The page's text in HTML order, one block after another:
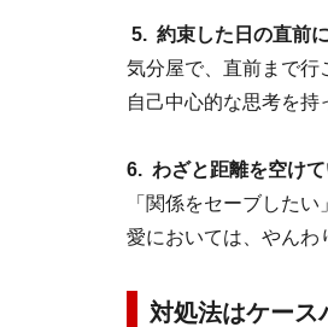
5. 約束した日の直前
気分屋で、直前まで行
自己中心的な思考を持
6. わざと距離を空け
「関係をセーブした
愛においては、やんわ
対処法はケース